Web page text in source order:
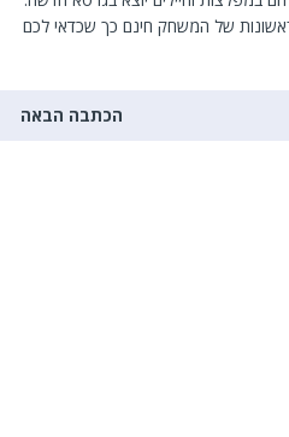
של המשחק חינם כך שכדאי לכם
הכתבה הבאה